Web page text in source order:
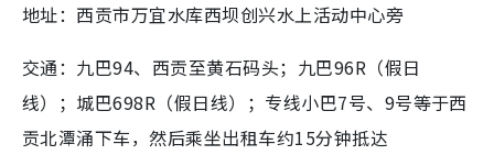
地址：西贡市万宜水库西坝创兴水上活动中心旁
交通：九巴94、西贡至黄石码头；九巴96R（假日
线）；城巴698R（假日线）；专线小巴7号、9号等于西
贡北潭涌下车，然后乘坐出租车约15分钟抵达